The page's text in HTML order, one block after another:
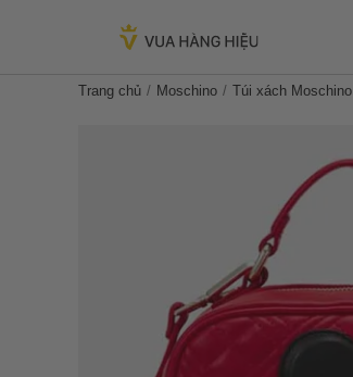
Trang chủ Moschino Túi xách Moschino